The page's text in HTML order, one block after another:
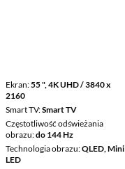
Ekran 55 ", 4K UHD / 3840 x
2160
Smart TV Smart TV
Częstotliwość odświeżania
obrazu do 144 Hz
Technologia obrazu QLED, Mini
LED